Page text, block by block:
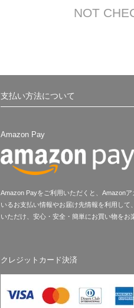
NOT
支払い方法について
Amazon Pay
Amazon Payをご利用いただくと、Amazon
いるお支払い情報やお届け先情報を利用して
いただけ、安心・安全・簡単にお買い物をお
クレジットカード決済